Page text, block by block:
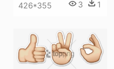
426*355 3 1